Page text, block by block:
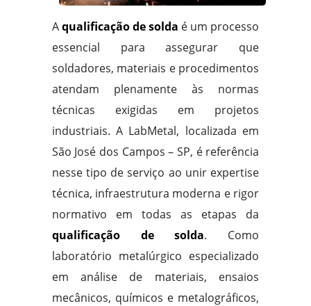
Aqualificação de solda é um processo
essencial para assegurar que
soldadores, materiais e procedimentos
atendam plenamente às normas
técnicas exigidas em projetos
industriais. A LabMetal, localizada em
São José dos Campos – SP, é referência
nesse tipo de serviço ao unir expertise
técnica, infraestrutura moderna e rigor
normativo em todas as etapas da
qualificação de solda. Como
laboratório metalúrgico especializado
em análise de materiais, ensaios
mecânicos, químicos e metalográficos,